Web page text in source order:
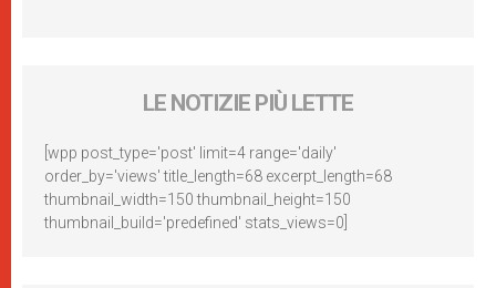
LE NOTIZIE PIÙ LETTE
[wpp post_type='post' limit=4 range='daily'
order_by='views' title_length=68 excerpt_length=68
thumbnail_width=150 thumbnail_height=150
thumbnail_build='predefined' stats_views=0]